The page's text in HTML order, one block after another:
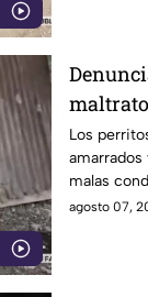
intento
Los
amarrados
malas
cuando un
agosto 07,